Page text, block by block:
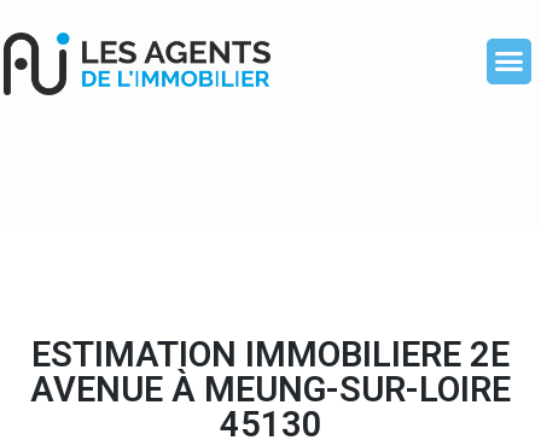
ESTIMATION IMMOBILIERE 2E
AVENUE À MEUNG-SUR-LOIRE
45130